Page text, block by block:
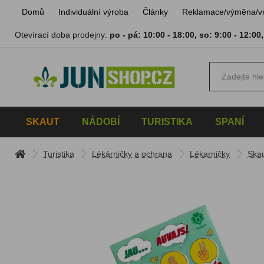
Domů Individuální výroba Články Reklamace/výměna/
Otevírací doba prodejny: po - pá: 10:00 - 18:00,so: 9:00 - 12:00,
SKAUT NÁDOBÍ TURISTIKA SPANÍ
Turistika Lékárničky a ochrana Lékarničky